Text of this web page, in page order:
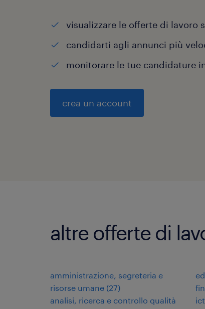
visualizzare le offerte di lavoro
candidarti agli annunci più
monitorare le tue candidature
crea un account
altre offerte di
amministrazione, segreteria e
risorse umane (27)
analisi, ricerca e controllo qualità
ict